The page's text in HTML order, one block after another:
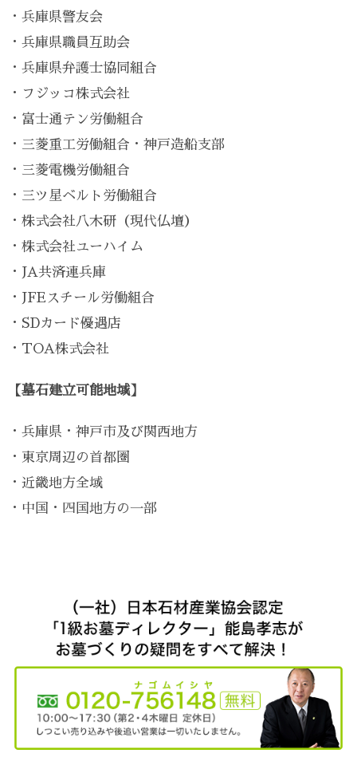
・兵庫県警友会
・兵庫県職員互助会
・兵庫県弁護士協同組合
・フジッコ株式会社
・富士通テン労働組合
・三菱重工労働組合・神戸造船支部
・三菱電機労働組合
・三ツ星ベルト労働組合
・株式会社八木研（現代仏壇）
・株式会社ユーハイム
・JA共済連兵庫
・JFEスチール労働組合
・SDカード優遇店
・TOA株式会社
【墓石建立可能地域】
・兵庫県・神戸市及び関西地方
・東京周辺の首都圏
・近畿地方全域
・中国・四国地方の一部